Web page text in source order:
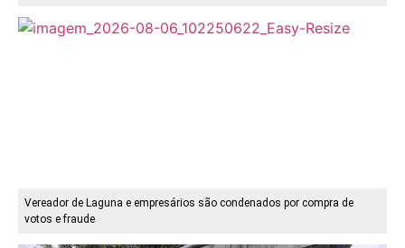
Vereador de Laguna e empresários são condenados por compra de
votos e fraude